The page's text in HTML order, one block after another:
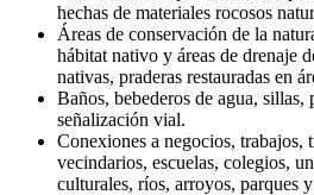
hechas de materiales rocosos
Áreas de conservación de la
hábitat nativo y áreas de drenaje
nativas, praderas restauradas en
Baños, bebederos de agua, sillas,
señalización vial.
Conexiones a negocios, trabajos,
vecindarios, escuelas, colegios,
culturales, ríos, arroyos, parques